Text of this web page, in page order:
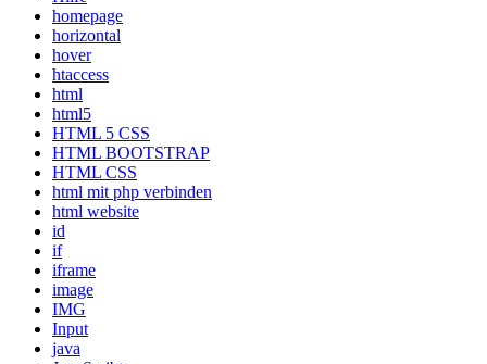
homepage
horizontal
hover
htaccess
html
html5
HTML 5 CSS
HTML BOOTSTRAP
HTML CSS
html mit php verbinden
html website
id
if
iframe
image
IMG
Input
java